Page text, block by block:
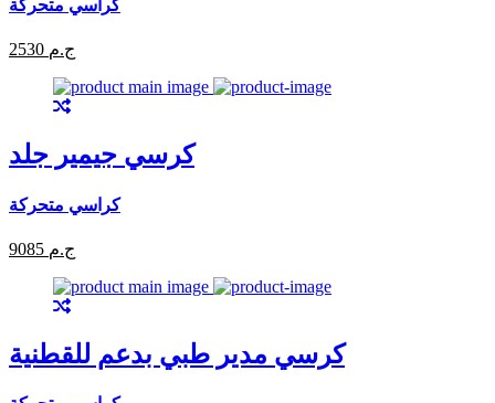
كراسي متحركة
2530 ج.م
كرسي جيمير جلد
كراسي متحركة
9085 ج.م
كرسي مدير طبي بدعم للقطنية